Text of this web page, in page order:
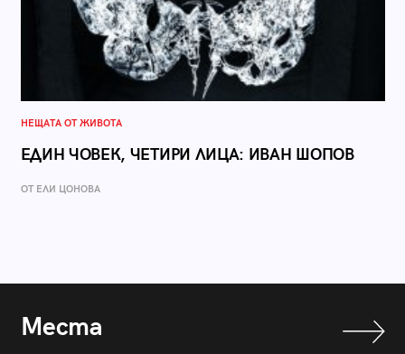
НЕЩАТА ОТ ЖИВОТА
ЕДИН ЧОВЕК, ЧЕТИРИ ЛИЦА: ИВАН ШОПОВ
ОТ ЕЛИ ЦОНОВА
Места